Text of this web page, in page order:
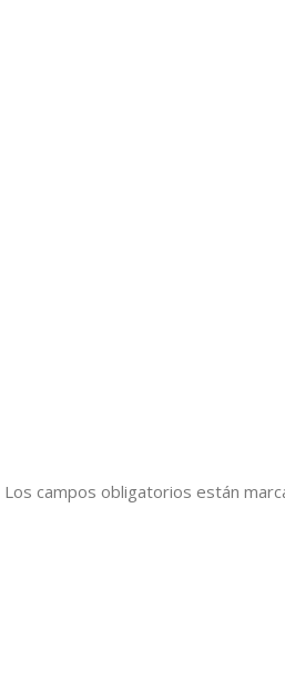
Los campos obligatorios están